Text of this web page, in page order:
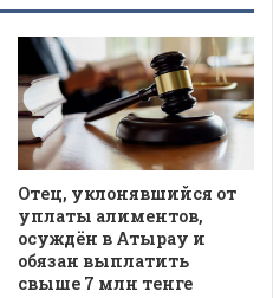
Отец, уклонявшийся от
уплаты алиментов,
осуждён в Атырау и
обязан выплатить
свыше 7 млн тенге